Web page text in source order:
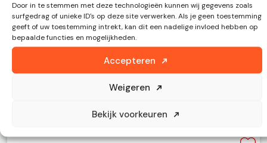
Door in te stemmen met deze technologieën kunnen wij gegevens zoals
surfgedrag of unieke ID's op deze site verwerken. Als je geen toestemming
geeft of uw toestemming intrekt, kan dit een nadelige invloed hebben op
bepaalde functies en mogelijkheden.
Accepteren
Weigeren
Bekijk voorkeuren
Solarkabel rood 6mm2